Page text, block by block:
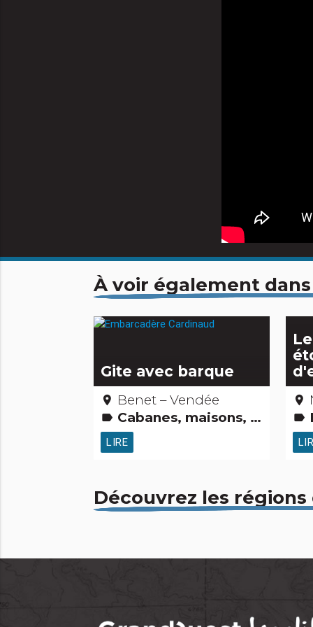
À voir également
Gite avec barque
place Benet – Vendée
label Cabanes, maisons, igloos, gîtes et cie Jardins, activités de découverte et de loisirs Curiosités naturelles
LIRE
place
label
Découvrez les